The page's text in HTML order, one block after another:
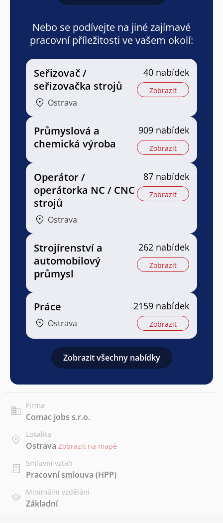
Nebo se podívejte na jiné zajímavé
pracovní příležitosti ve vašem okolí:
Seřizovač /
seřizovačka strojů
Ostrava
40 nabídek
Zobrazit
Průmyslová a
chemická výroba
909 nabídek
Zobrazit
Operátor /
operátorka NC / CNC
strojů
Ostrava
87 nabídek
Zobrazit
Strojírenství a
automobilový
průmysl
262 nabídek
Zobrazit
Práce
Ostrava
2159 nabídek
Zobrazit
Zobrazit všechny nabídky
Firma
Comac jobs s.r.o.
Lokalita
Ostrava Zobrazit na mapě
Smluvní vztah
Pracovní smlouva (HPP)
Minimální vzdělání
Základní